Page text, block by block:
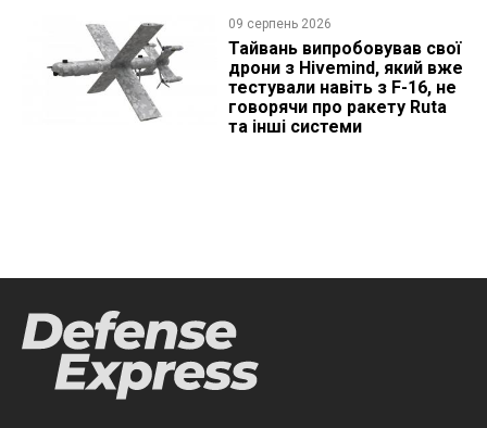
09 серпень 2026
Тайвань випробовував свої
дрони з Hivemind, який вже
тестували навіть з F-16, не
говорячи про ракету Ruta
та інші системи